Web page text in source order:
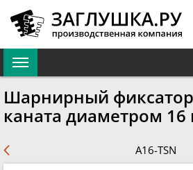
Шарнирный
каната диаметром
A16-TSN